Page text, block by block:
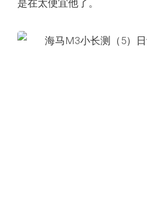
是在太便宜他了。